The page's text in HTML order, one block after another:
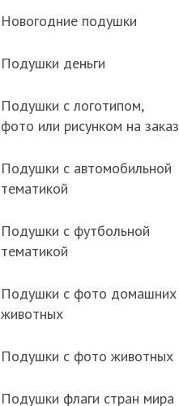
Новогодние подушки
Подушки деньги
Подушки с логотипом,
фото или рисунком на заказ
Подушки с автомобильной
тематикой
Подушки с футбольной
тематикой
Подушки с фото домашних
животных
Подушки с фото животных
Подушки флаги стран мира